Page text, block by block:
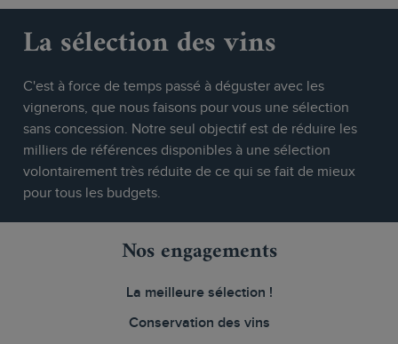
La sélection des vins
C'est à force de temps passé à déguster avec les
vignerons, que nous faisons pour vous une sélection
sans concession. Notre seul objectif est de réduire les
milliers de références disponibles à une sélection
volontairement très réduite de ce qui se fait de mieux
pour tous les budgets.
Nos engagements
La meilleure sélection !
Conservation des vins